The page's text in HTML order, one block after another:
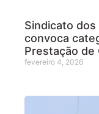
Sindicato
convoca
Prestação de
fevereiro 4, 2026